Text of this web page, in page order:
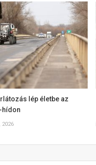
lép életbe az
hídon